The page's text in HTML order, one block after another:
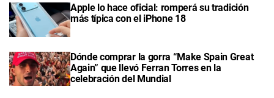
Apple lo hace oficial: romperá su tradición
más típica con el iPhone 18
Dónde comprar la gorra “Make Spain Great
Again” que llevó Ferran Torres en la
celebración del Mundial